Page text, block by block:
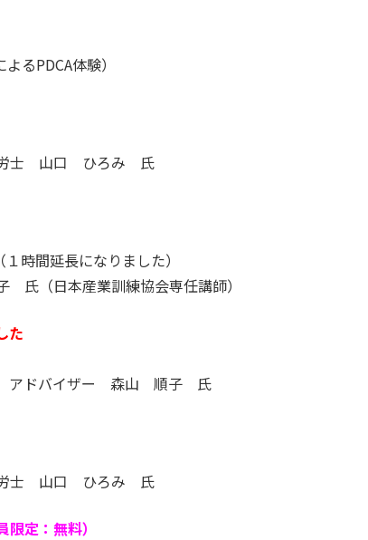
るPDCA体験）
労士 山口 ひろみ 氏
時間延長になりました）
（日本産業訓練協会専任講師）
た
アドバイザー 森山 順子 氏
労士 山口 ひろみ 氏
限定：無料）